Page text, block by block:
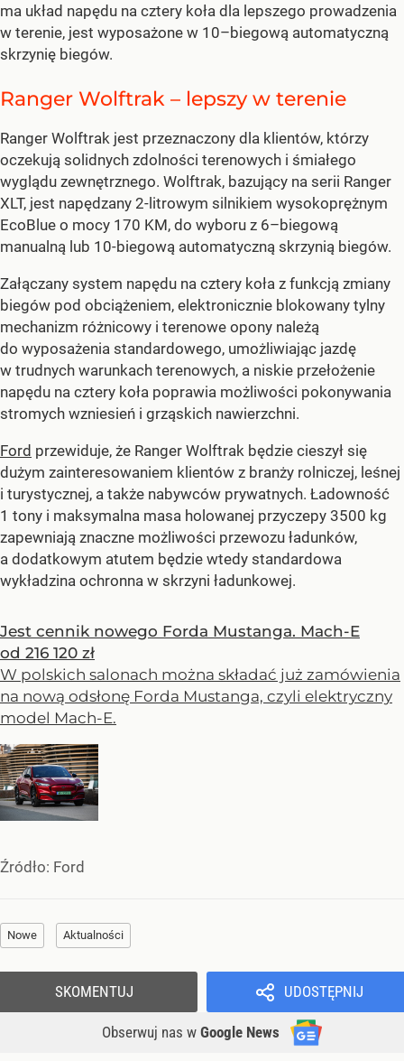
ma układ napędu na cztery koła dla lepszego prowadzenia
w terenie, jest wyposażone w 10–biegową automatyczną
skrzynię biegów.
Ranger Wolftrak – lepszy w terenie
Ranger Wolftrak jest przeznaczony dla klientów, którzy
oczekują solidnych zdolności terenowych i śmiałego
wyglądu zewnętrznego. Wolftrak, bazujący na serii Ranger
XLT, jest napędzany 2-litrowym silnikiem wysokoprężnym
EcoBlue o mocy 170 KM, do wyboru z 6–biegową
manualną lub 10-biegową automatyczną skrzynią biegów.
Załączany system napędu na cztery koła z funkcją zmiany
biegów pod obciążeniem, elektronicznie blokowany tylny
mechanizm różnicowy i terenowe opony należą
do wyposażenia standardowego, umożliwiając jazdę
w trudnych warunkach terenowych, a niskie przełożenie
napędu na cztery koła poprawia możliwości pokonywania
stromych wzniesień i grząskich nawierzchni.
Ford przewiduje, że Ranger Wolftrak będzie cieszył się
dużym zainteresowaniem klientów z branży rolniczej, leśnej
i turystycznej, a także nabywców prywatnych. Ładowność
1 tony i maksymalna masa holowanej przyczepy 3500 kg
zapewniają znaczne możliwości przewozu ładunków,
a dodatkowym atutem będzie wtedy standardowa
wykładzina ochronna w skrzyni ładunkowej.
Jest cennik nowego Forda Mustanga. Mach-E
od 216 120 zł
W polskich salonach można składać już zamówienia
na nową odsłonę Forda Mustanga, czyli elektryczny
model Mach-E.
Źródło: Ford
Nowe Aktualności
UDOSTĘPNIJ
Obserwuj nas w Google News
SKOMENTUJ